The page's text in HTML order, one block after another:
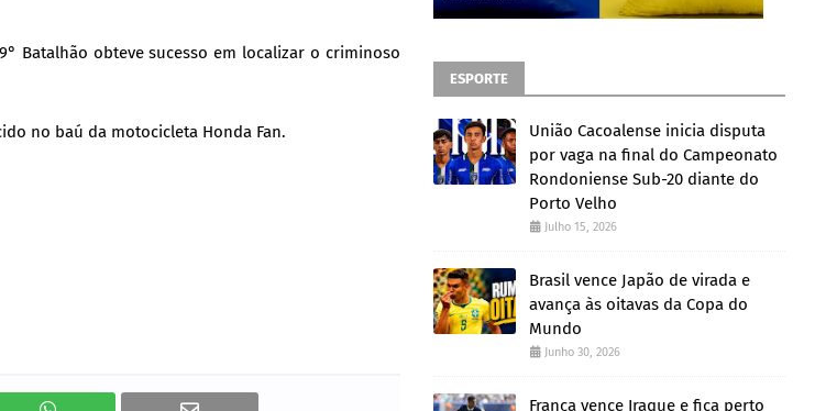
Batalhão obteve sucesso em localizar o criminoso
no baú da motocicleta Honda Fan.
ESPORTE
União Cacoalense inicia disputa
por vaga na final do Campeonato
Rondoniense Sub-20 diante do
Porto Velho
Julho 15, 2026
Brasil vence Japão de virada e
avança às oitavas da Copa do
Mundo
Junho 30, 2026
França vence Iraque e fica perto